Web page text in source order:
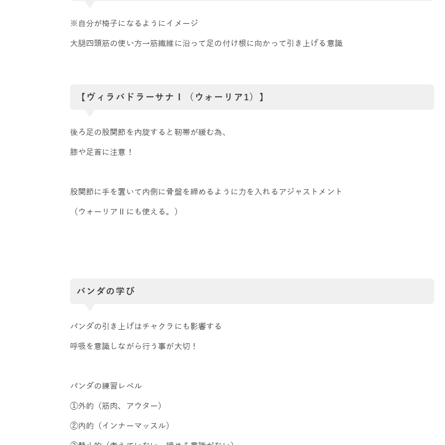
※自分が椅子になるようにイメージ
大腿四頭筋の使い方→筋繊維に沿って足の付け根に向かって引き上げる意識
【ヴィラバドラーサナⅠ（ウォーリア1）】
後ろ足の股関節を内旋すると靭帯が緩む為、
膝や足首に注意！
股関節に手を置いて内側に骨盤を締めるように力を入れるアジャストメント
（ウォーリアⅡにも使える。）
バンダの学び
パンダの引き上げはチャクラにも影響する
呼吸を意識しながら行う事が大切！
パンダの練習レベル
①外的（筋肉、アウター）
②内的（インナーマッスル）